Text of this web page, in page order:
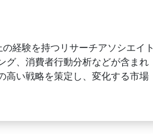
経験を持つリサーチアソシエイト
グ、消費者行動分析などが含まれ
高い戦略を策定し、変化する市場